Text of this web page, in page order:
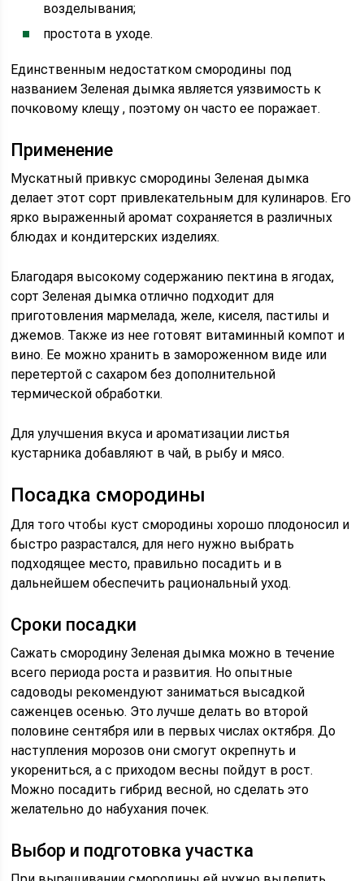
возделывания;
простота в уходе.
Единственным недостатком смородины под
названием Зеленая дымка является уязвимость к
почковому клещу , поэтому он часто ее поражает.
Применение
Мускатный привкус смородины Зеленая дымка
делает этот сорт привлекательным для кулинаров. Его
ярко выраженный аромат сохраняется в различных
блюдах и кондитерских изделиях.
Благодаря высокому содержанию пектина в ягодах,
сорт Зеленая дымка отлично подходит для
приготовления мармелада, желе, киселя, пастилы и
джемов. Также из нее готовят витаминный компот и
вино. Ее можно хранить в замороженном виде или
перетертой с сахаром без дополнительной
термической обработки.
Для улучшения вкуса и ароматизации листья
кустарника добавляют в чай, в рыбу и мясо.
Посадка смородины
Для того чтобы куст смородины хорошо плодоносил и
быстро разрастался, для него нужно выбрать
подходящее место, правильно посадить и в
дальнейшем обеспечить рациональный уход.
Сроки посадки
Сажать смородину Зеленая дымка можно в течение
всего периода роста и развития. Но опытные
садоводы рекомендуют заниматься высадкой
саженцев осенью. Это лучше делать во второй
половине сентября или в первых числах октября. До
наступления морозов они смогут окрепнуть и
укорениться, а с приходом весны пойдут в рост.
Можно посадить гибрид весной, но сделать это
желательно до набухания почек.
Выбор и подготовка участка